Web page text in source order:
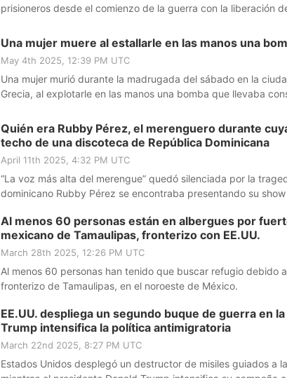
prisioneros desde el comienzo de la guerra con la liberación
Una mujer muere al estallarle en las manos una
May 4th 2025, 12:39 PM UTC
Una mujer murió durante la madrugada del sábado en la
Grecia, al explotarle en las manos una bomba que llevaba
Quién era Rubby Pérez, el merenguero durante
techo de una discoteca de República Dominicana
April 11th 2025, 4:32 PM UTC
“La voz más alta del merengue” quedó silenciada por la
dominicano Rubby Pérez se encontraba presentando su
Al menos 60 personas están en albergues por
mexicano de Tamaulipas, fronterizo con EE.UU.
March 28th 2025, 12:26 PM UTC
Al menos 60 personas han tenido que buscar refugio debido
fronterizo de Tamaulipas, en el noroeste de México.
EE.UU. despliega un segundo buque de guerra en
Trump intensifica la política antimigratoria
March 22nd 2025, 8:27 PM UTC
Estados Unidos desplegó un destructor de misiles guiados a